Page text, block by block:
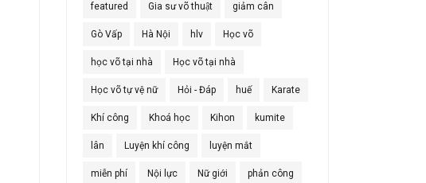
featured Gia sư võ thuật giảm cân
Gò Vấp Hà Nội hlv Học võ
học võ tại nhà Học võ tại nhà
Học võ tự vệ nữ Hỏi - Đáp huế Karate
Khí công Khoá học Kihon kumite
lân Luyện khí công luyện mắt
miễn phí Nội lực Nữ giới phản công